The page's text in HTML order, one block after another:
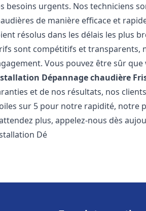
besoins urgents. Nos techniciens
de manière efficace et
résolus dans les délais les plus
sont compétitifs et transparents,
Vous pouvez être sûr
Dépannage chaudière
et de nos résultats, nos
sur 5 pour notre rapidité, notre
plus, appelez-nous dès
Dé